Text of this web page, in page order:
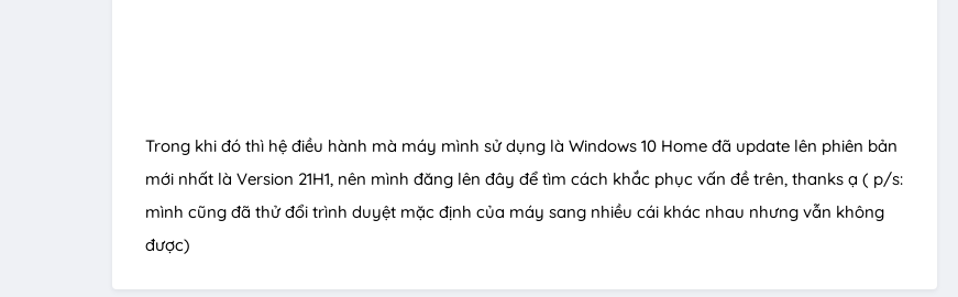
Trong khi đó thì hệ điều hành mà máy mình sử dụng là Windows 10 Home đã update lên phiên bản
mới nhất là Version 21H1, nên mình đăng lên đây để tìm cách khắc phục vấn đề trên, thanks ạ ( p/s:
mình cũng đã thử đổi trình duyệt mặc định của máy sang nhiều cái khác nhau nhưng vẫn không
được)